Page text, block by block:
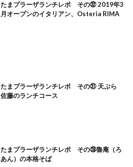
たまプラーザランチレポ その㉜ 2019年3
月オープンのイタリアン、Osteria RIMA
たまプラーザランチレポ その㉛ 天ぷら
佐藤のランチコース
たまプラーザランチレポ その㉘魯庵（ろ
あん）の本格そば